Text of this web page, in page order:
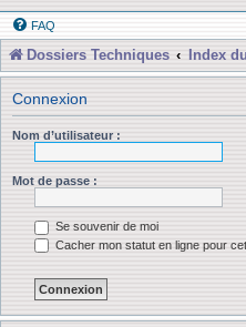
FAQ
Dossiers Techniques Index
Connexion
Nom d’utilisateur :
Mot de passe :
Se souvenir de moi
Cacher mon statut en ligne pour